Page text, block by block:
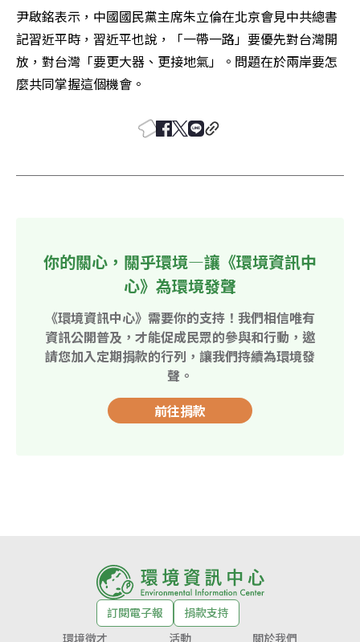
尹啟銘表示，中國國民黨主席朱立倫在北京會見中共總書
記習近平時，習近平也說，「一帶一路」要優先對台灣開
放，對台灣「要更大器、更接地氣」。問題在於兩岸要怎
麼共同掌握這個機會。
你的關心，關乎環境—讓《環境資訊中
心》為環境發聲
《環境資訊中心》需要你的支持！我們相信唯有
資訊公開普及，才能促成民眾的參與和行動，邀
請您加入定期捐款的行列，讓我們持續為環境發
聲。
前往捐款
訂閱電子報
捐款支持
環境徵才
活動 關於我們